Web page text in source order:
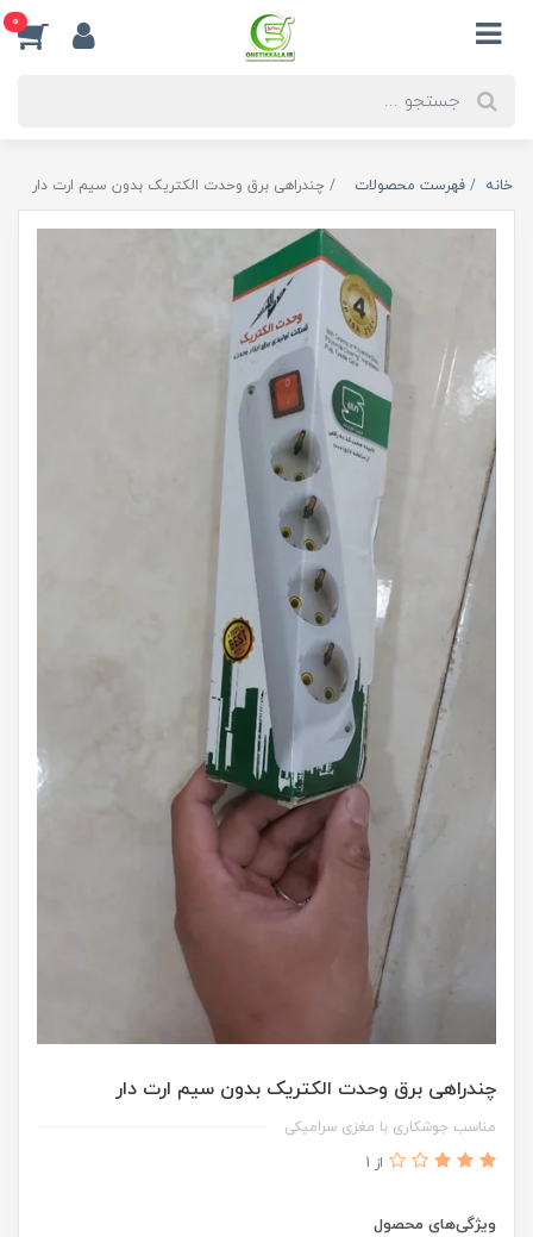
0
خانه فهرست محصولات چندراهی برق وحدت الکتریک بدون سیم ارت دار
چندراهی برق وحدت الکتریک بدون سیم ارت دار
مناسب جوشکاری با مغزی سرامیکی
از 1
ویژگی‌های محصول